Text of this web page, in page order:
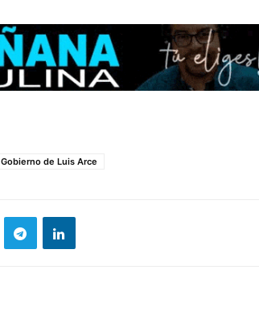
Gobierno de Luis Arce